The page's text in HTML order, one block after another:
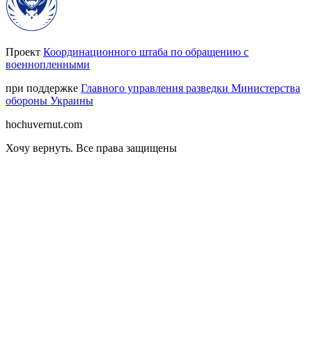
Проект Координационного штаба по обращению с
военнопленными
при поддержке Главного управления разведки Министерства
обороны Украины
hochuvernut.com
Хочу вернуть. Все права защищены